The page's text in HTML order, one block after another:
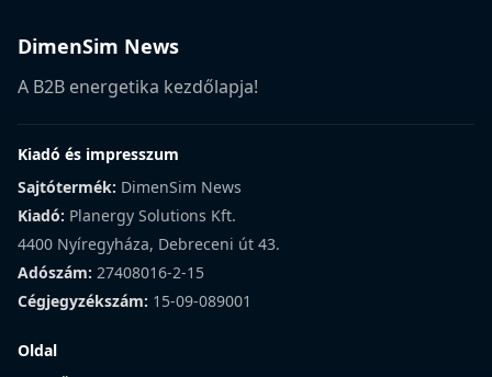
DimenSim News
A B2B energetika kezdőlapja!
Kiadó és impresszum
Sajtótermék: DimenSim News
Kiadó: Planergy Solutions Kft.
4400 Nyíregyháza, Debreceni út 43.
Adószám: 27408016-2-15
Cégjegyzékszám: 15-09-089001
Oldal